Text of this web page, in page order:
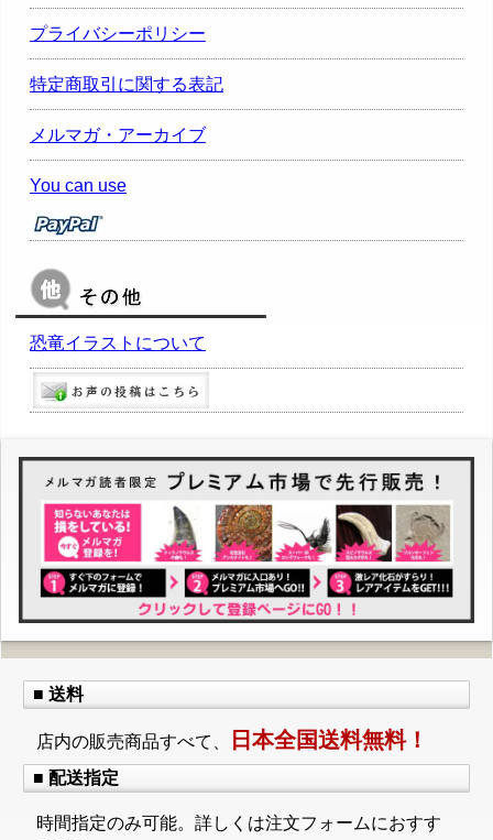
プライバシーポリシー
特定商取引に関する表記
メルマガ・アーカイブ
You can use
恐竜イラストについて
■ 送料
店内の販売商品すべて、 日本全国送料無料！
■ 配送指定
時間指定のみ可能。詳しくは注文フォームにおすす